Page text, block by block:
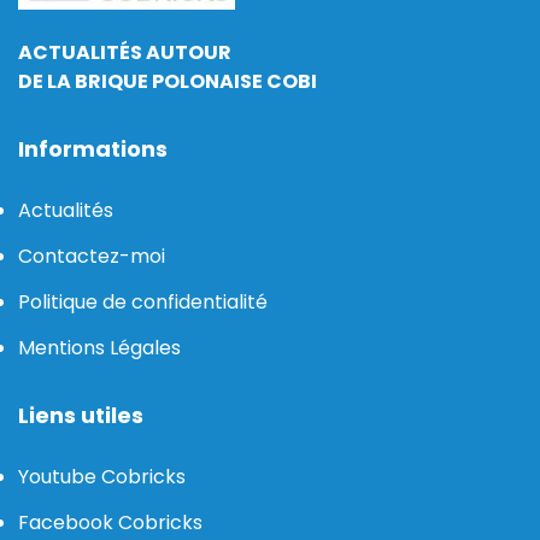
ACTUALITÉS AUTOUR
DE LA BRIQUE POLONAISE COBI
Informations
Actualités
Contactez-moi
Politique de confidentialité
Mentions Légales
Liens utiles
Youtube Cobricks
Facebook Cobricks